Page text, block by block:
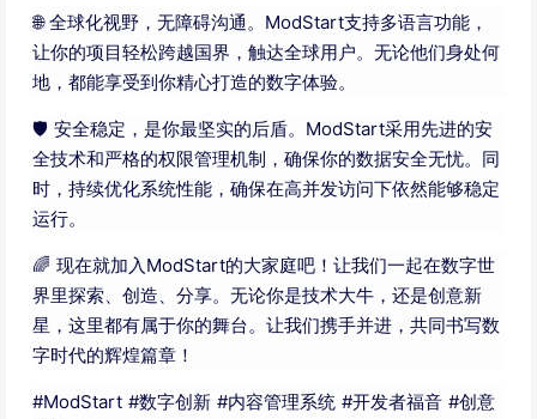
🌐 全球化视野，无障碍沟通。ModStart支持多语言功能，
让你的项目轻松跨越国界，触达全球用户。无论他们身处何
地，都能享受到你精心打造的数字体验。
🛡️ 安全稳定，是你最坚实的后盾。ModStart采用先进的安
全技术和严格的权限管理机制，确保你的数据安全无忧。同
时，持续优化系统性能，确保在高并发访问下依然能够稳定
运行。
🌈 现在就加入ModStart的大家庭吧！让我们一起在数字世
界里探索、创造、分享。无论你是技术大牛，还是创意新
星，这里都有属于你的舞台。让我们携手并进，共同书写数
字时代的辉煌篇章！
#ModStart #数字创新 #内容管理系统 #开发者福音 #创意